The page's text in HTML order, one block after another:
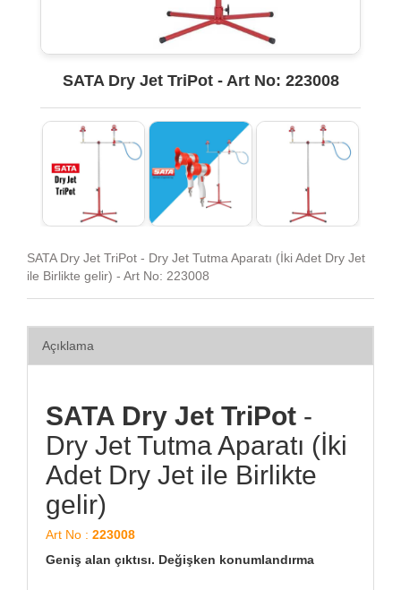
SATA Dry Jet TriPot - Art No: 223008
SATA Dry Jet TriPot - Dry Jet Tutma Aparatı (İki Adet Dry Jet
ile Birlikte gelir) - Art No: 223008
Açıklama
SATA Dry Jet TriPot -
Dry Jet Tutma Aparatı (İki
Adet Dry Jet ile Birlikte
gelir)
Art No : 223008
Geniş alan çıktısı. Değişken konumlandırma